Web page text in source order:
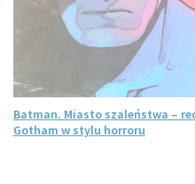
Batman. Miasto szaleństwa –
Gotham w stylu horroru